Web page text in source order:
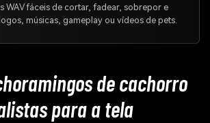
WAV fáceis de cortar, fadear, sobrepor e
músicas, gameplay ou vídeos de pets.
de cachorro
para a tela